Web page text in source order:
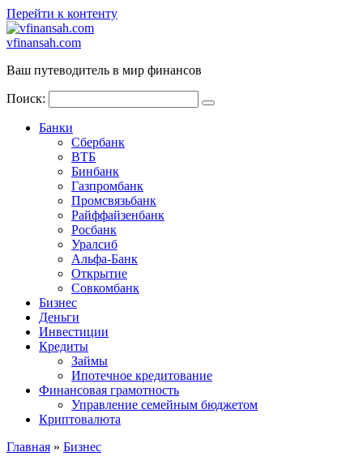
Перейти к контенту
vfinansah.com
Ваш путеводитель в мир финансов
Поиск:
Банки
Сбербанк
ВТБ
Бинбанк
Газпромбанк
Промсвязьбанк
Райффайзенбанк
Росбанк
Уралсиб
Альфа-Банк
Открытие
Совкомбанк
Бизнес
Деньги
Инвестиции
Кредиты
Займы
Ипотечное кредитование
Финансовая грамотность
Управление семейным бюджетом
Криптовалюта
Главная » Бизнес